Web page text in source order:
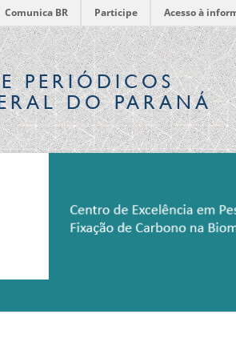
Comunica BR Participe Acesso à
PERIÓDICOS
DO PARANÁ